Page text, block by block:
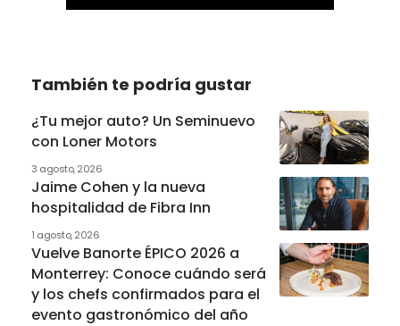
También te podría gustar
¿Tu mejor auto? Un Seminuevo
con Loner Motors
3 agosto, 2026
Jaime Cohen y la nueva
hospitalidad de Fibra Inn
1 agosto, 2026
Vuelve Banorte ÉPICO 2026 a
Monterrey: Conoce cuándo será
y los chefs confirmados para el
evento gastronómico del año